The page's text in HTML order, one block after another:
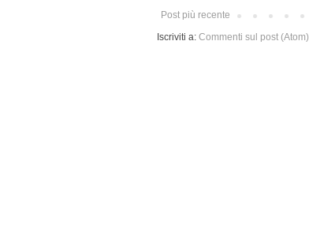
Post più recente
Iscriviti a: Commenti sul post (Atom)